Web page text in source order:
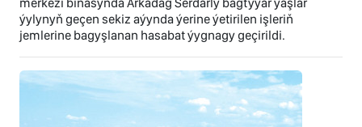
ýylynyň geçen sekiz aýynda ýerine ýetirilen işleriň
jemlerine bagyşlanan hasabat ýygnagy geçirildi.